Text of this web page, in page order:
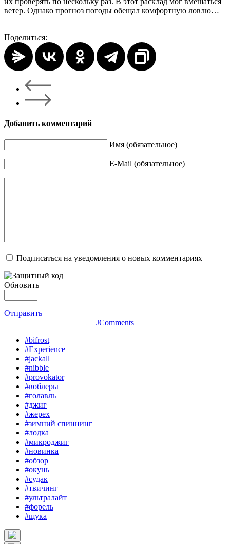
ветер. Однако прогноз погоды обещал комфортную ловлю…
Поделиться:
Добавить комментарий
Имя (обязательное)
E-Mail (обязательное)
Подписаться на уведомления о новых комментариях
Обновить
Отправить
JComments
#bifrost
#Experience
#jackall
#nibble
#provokator
#воблеры
#голавль
#джиг
#жерех
#зимний спиннинг
#лодка
#микроджиг
#новинка
#обзор
#окунь
#судак
#твичинг
#ультралайт
#форель
#щука